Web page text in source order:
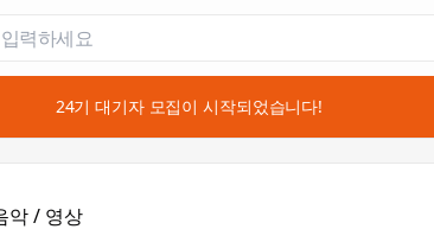
📣 24기 대기자 모집이 시작되었습니다!
악 / 영상